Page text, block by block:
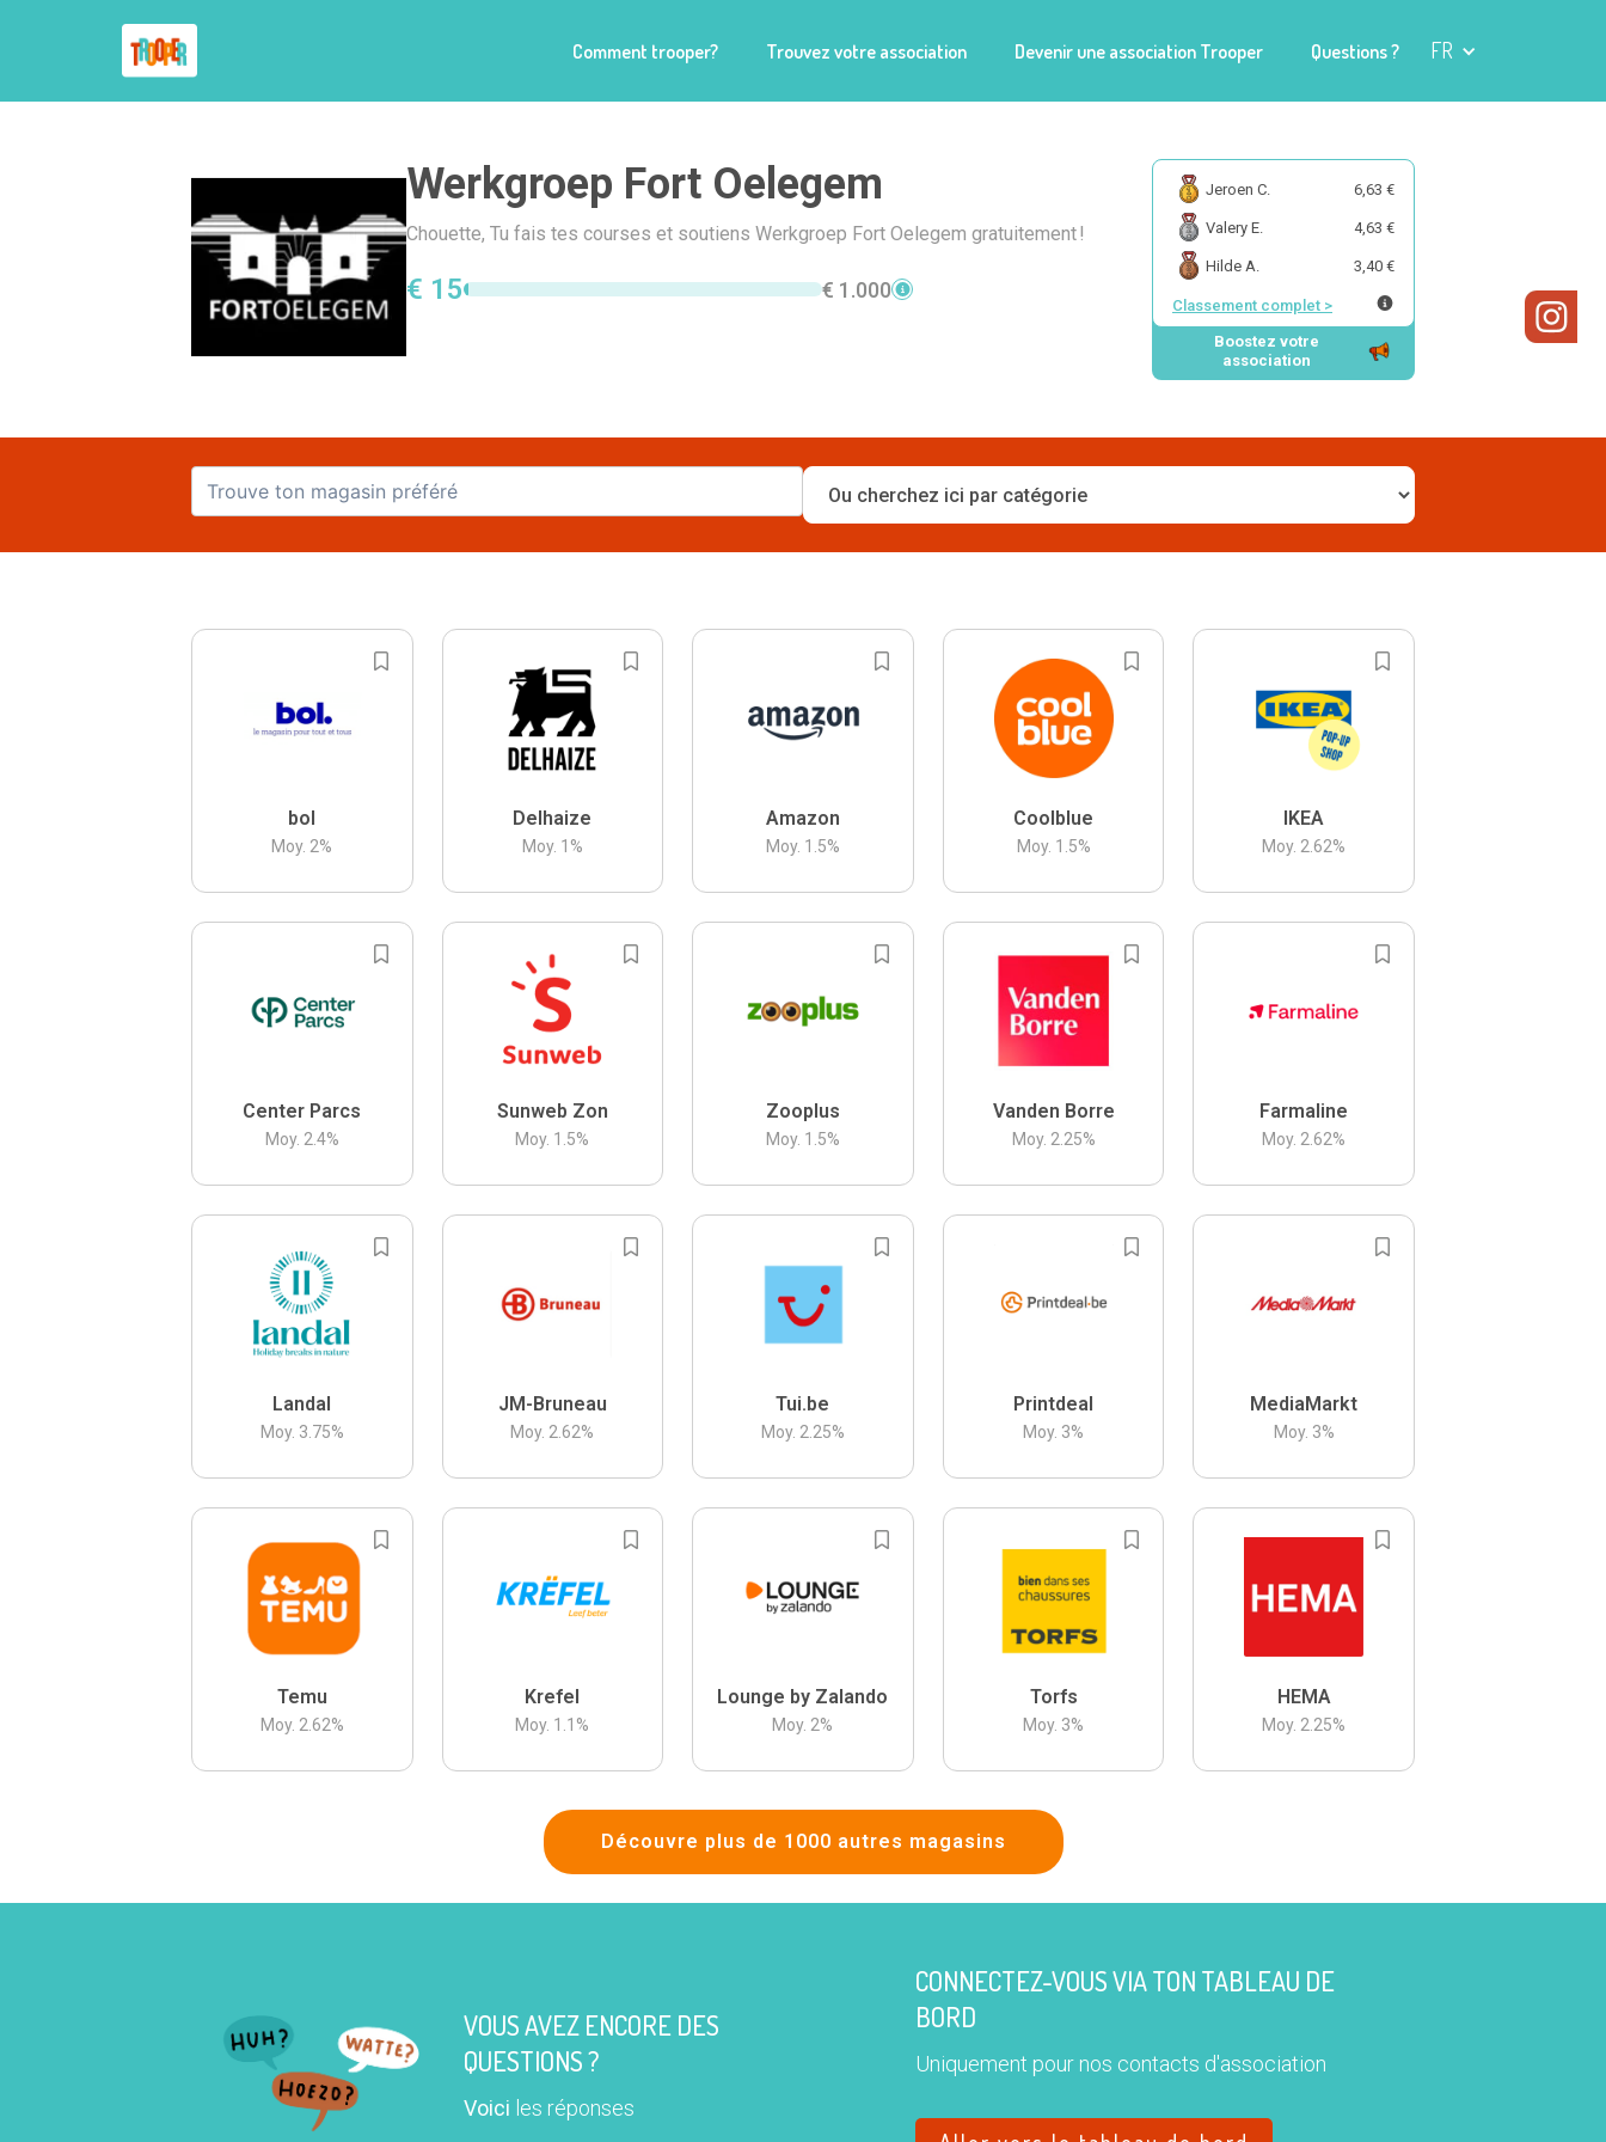
Comment trooper? Trouvez votre association Devenir une association Trooper Questions ? FR
Werkgroep Fort Oelegem
Chouette, Tu fais tes courses et soutiens Werkgroep Fort Oelegem gratuitement !
€ 15 € 1.000
Jeroen C. 6,63 €
Valery E. 4,63 €
Hilde A. 3,40 €
Classement complet >
Boostez votre
association
bol
Moy. 2%
Delhaize
Moy. 1 %
Amazon
Moy. 1.5%
Coolblue
Moy. 1.5%
IKEA
Moy. 2.62%
Center Parcs
Moy. 2.4%
Sunweb Zon
Moy. 1.5%
Zooplus
Moy. 1.5%
Vanden Borre
Moy. 2.25%
Farmaline
Moy. 2.62%
Landal
Moy. 3.75%
JM-Bruneau
Moy. 2.62%
Tui.be
Moy. 2.25%
Printdeal
Moy. 3%
MediaMarkt
Moy. 3%
Temu
Moy. 2.62%
Krefel
Moy. 1.1 %
Lounge by Zalando
Moy. 2%
Torfs
Moy. 3%
HEMA
Moy. 2.25%
Découvre plus de 1000 autres magasins
VOUS AVEZ ENCORE DES
QUESTIONS ?
Voici les réponses
CONNECTEZ-VOUS VIA TON TABLEAU DE
BORD
Uniquement pour nos contacts d'association